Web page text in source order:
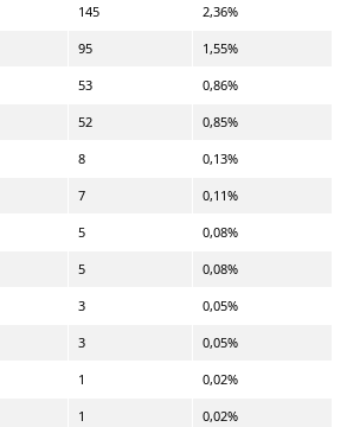
145 2,36%
95 1,55%
53 0,86%
52 0,85%
8 0,13%
7 0,11%
5 0,08%
5 0,08%
3 0,05%
3 0,05%
1 0,02%
1 0,02%